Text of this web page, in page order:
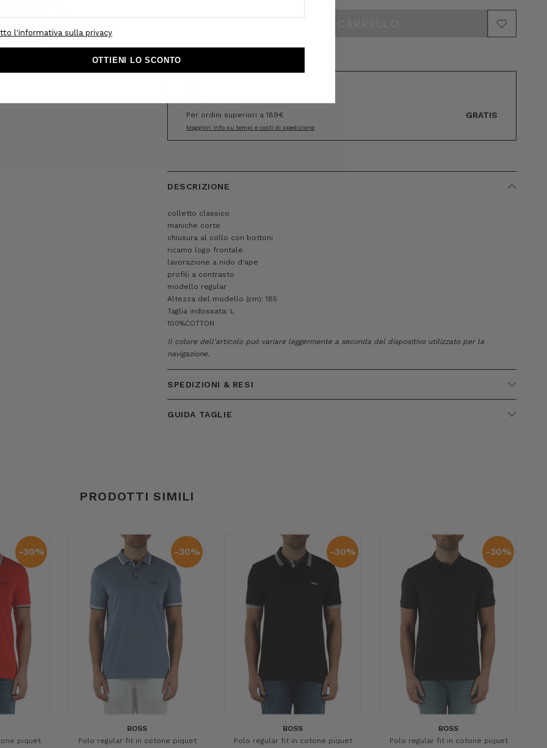
Per ordini superiori a 189€
GRATIS
Maggiori info su tempi e costi di spedizione
DESCRIZIONE
colletto classico
maniche corte
chiusura al collo con bottoni
ricamo logo frontale
lavorazione a nido d'ape
profili a contrasto
modello regular
Altezza del modello (cm): 185
Taglia indossata: L
100%COTTON
Il colore dell'articolo può variare leggermente a seconda del dispositivo utilizzato per la
navigazione.
SPEDIZIONI & RESI
GUIDA TAGLIE
PRODOTTI SIMILI
-30%
piquet
-30%
BOSS
Polo regular fit in cotone piquet
-30%
BOSS
Polo regular fit in cotone piquet
-30%
BOSS
Polo regular fit in cotone piquet